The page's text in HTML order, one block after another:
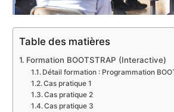
Table des matières
Formation BOOTSTRAP (Interactive)
Détail formation : Programmation
Cas pratique 1
Cas pratique 2
Cas pratique 3